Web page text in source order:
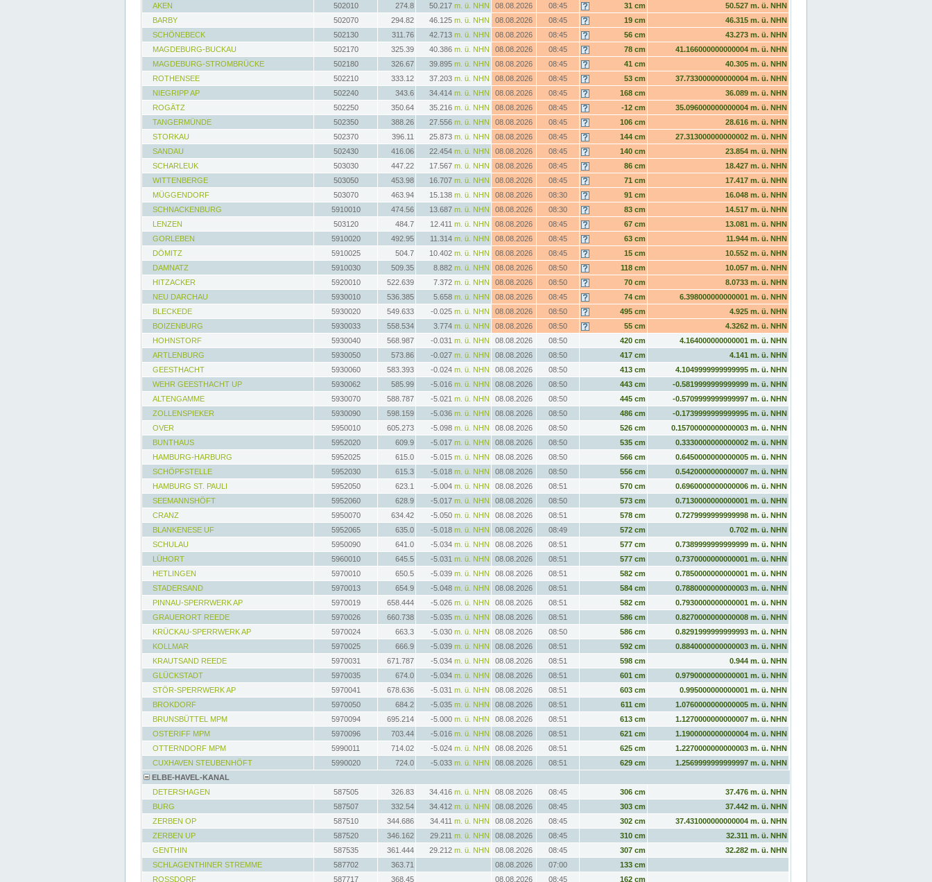
AKEN
502010 274.8 50.217 m. ü. NHN 08.08.2026 08:45 31 cm
50.527 m. ü. NHN
BARBY
502070 294.82 46.125 m. ü. NHN 08.08.2026 08:45 19 cm
46.315 m. ü. NHN
SCHÖNEBECK
502130 311.76 42.713 m. ü. NHN 08.08.2026 08:45 56 cm
43.273 m. ü. NHN
MAGDEBURG-BUCKAU
502170 325.39 40.386 m. ü. NHN 08.08.2026 08:45 78 cm
41.166000000000004 m. ü. NHN
MAGDEBURG-STROMBRÜCKE
502180 326.67 39.895 m. ü. NHN 08.08.2026 08:45 41 cm
40.305 m. ü. NHN
ROTHENSEE
502210 333.12 37.203 m. ü. NHN 08.08.2026 08:45 53 cm
37.733000000000004 m. ü. NHN
NIEGRIPP AP
502240 343.6 34.414 m. ü. NHN 08.08.2026 08:45 168 cm
36.089 m. ü. NHN
ROGÄTZ
502250 350.64 35.216 m. ü. NHN 08.08.2026 08:45 -12 cm
35.096000000000004 m. ü. NHN
TANGERMÜNDE
502350 388.26 27.556 m. ü. NHN 08.08.2026 08:45 106 cm
28.616 m. ü. NHN
STORKAU
502370 396.11 25.873 m. ü. NHN 08.08.2026 08:45 144 cm
27.313000000000002 m. ü. NHN
SANDAU
502430 416.06 22.454 m. ü. NHN 08.08.2026 08:45 140 cm
23.854 m. ü. NHN
SCHARLEUK
503030 447.22 17.567 m. ü. NHN 08.08.2026 08:45 86 cm
18.427 m. ü. NHN
WITTENBERGE
503050 453.98 16.707 m. ü. NHN 08.08.2026 08:45 71 cm
17.417 m. ü. NHN
MÜGGENDORF
503070 463.94 15.138 m. ü. NHN 08.08.2026 08:30 91 cm
16.048 m. ü. NHN
SCHNACKENBURG
5910010 474.56 13.687 m. ü. NHN 08.08.2026 08:30 83 cm
14.517 m. ü. NHN
LENZEN
503120 484.7 12.411 m. ü. NHN 08.08.2026 08:45 67 cm
13.081 m. ü. NHN
GORLEBEN
5910020 492.95 11.314 m. ü. NHN 08.08.2026 08:45 63 cm
11.944 m. ü. NHN
DÖMITZ
5910025 504.7 10.402 m. ü. NHN 08.08.2026 08:45 15 cm
10.552 m. ü. NHN
DAMNATZ
5910030 509.35 8.882 m. ü. NHN 08.08.2026 08:50 118 cm
10.057 m. ü. NHN
HITZACKER
5920010 522.639 7.372 m. ü. NHN 08.08.2026 08:50 70 cm
8.0733 m. ü. NHN
NEU DARCHAU
5930010 536.385 5.658 m. ü. NHN 08.08.2026 08:45 74 cm
6.398000000000001 m. ü. NHN
BLECKEDE
5930020 549.633 -0.025 m. ü. NHN 08.08.2026 08:50 495 cm
4.925 m. ü. NHN
BOIZENBURG
5930033 558.534 3.774 m. ü. NHN 08.08.2026 08:50 55 cm
4.3262 m. ü. NHN
HOHNSTORF
5930040 568.987 -0.031 m. ü. NHN 08.08.2026 08:50 420 cm
4.164000000000001 m. ü. NHN
ARTLENBURG
5930050 573.86 -0.027 m. ü. NHN 08.08.2026 08:50 417 cm
4.141 m. ü. NHN
GEESTHACHT
5930060 583.393 -0.024 m. ü. NHN 08.08.2026 08:50 413 cm
4.1049999999999995 m. ü. NHN
WEHR GEESTHACHT UP
5930062 585.99 -5.016 m. ü. NHN 08.08.2026 08:50 443 cm
-0.5819999999999999 m. ü. NHN
ALTENGAMME
5930070 588.787 -5.021 m. ü. NHN 08.08.2026 08:50 445 cm
-0.5709999999999997 m. ü. NHN
ZOLLENSPIEKER
5930090 598.159 -5.036 m. ü. NHN 08.08.2026 08:50 486 cm
-0.1739999999999995 m. ü. NHN
OVER
5950010 605.273 -5.098 m. ü. NHN 08.08.2026 08:50 526 cm
0.15700000000000003 m. ü. NHN
BUNTHAUS
5952020 609.9 -5.017 m. ü. NHN 08.08.2026 08:50 535 cm
0.3330000000000002 m. ü. NHN
HAMBURG-HARBURG
5952025 615.0 -5.015 m. ü. NHN 08.08.2026 08:50 566 cm
0.6450000000000005 m. ü. NHN
SCHÖPFSTELLE
5952030 615.3 -5.018 m. ü. NHN 08.08.2026 08:50 556 cm
0.5420000000000007 m. ü. NHN
HAMBURG ST. PAULI
5952050 623.1 -5.004 m. ü. NHN 08.08.2026 08:51 570 cm
0.6960000000000006 m. ü. NHN
SEEMANNSHÖFT
5952060 628.9 -5.017 m. ü. NHN 08.08.2026 08:50 573 cm
0.7130000000000001 m. ü. NHN
CRANZ
5950070 634.42 -5.050 m. ü. NHN 08.08.2026 08:51 578 cm
0.7279999999999998 m. ü. NHN
BLANKENESE UF
5952065 635.0 -5.018 m. ü. NHN 08.08.2026 08:49 572 cm
0.702 m. ü. NHN
SCHULAU
5950090 641.0 -5.034 m. ü. NHN 08.08.2026 08:51 577 cm
0.7389999999999999 m. ü. NHN
LÜHORT
5960010 645.5 -5.031 m. ü. NHN 08.08.2026 08:51 577 cm
0.7370000000000001 m. ü. NHN
HETLINGEN
5970010 650.5 -5.039 m. ü. NHN 08.08.2026 08:51 582 cm
0.7850000000000001 m. ü. NHN
STADERSAND
5970013 654.9 -5.048 m. ü. NHN 08.08.2026 08:51 584 cm
0.7880000000000003 m. ü. NHN
PINNAU-SPERRWERK AP
5970019 658.444 -5.026 m. ü. NHN 08.08.2026 08:51 582 cm
0.7930000000000001 m. ü. NHN
GRAUERORT REEDE
5970026 660.738 -5.035 m. ü. NHN 08.08.2026 08:51 586 cm
0.8270000000000008 m. ü. NHN
KRÜCKAU-SPERRWERK AP
5970024 663.3 -5.030 m. ü. NHN 08.08.2026 08:50 586 cm
0.8291999999999993 m. ü. NHN
KOLLMAR
5970025 666.9 -5.039 m. ü. NHN 08.08.2026 08:51 592 cm
0.8840000000000003 m. ü. NHN
KRAUTSAND REEDE
5970031 671.787 -5.034 m. ü. NHN 08.08.2026 08:51 598 cm
0.944 m. ü. NHN
GLÜCKSTADT
5970035 674.0 -5.034 m. ü. NHN 08.08.2026 08:51 601 cm
0.9790000000000001 m. ü. NHN
STÖR-SPERRWERK AP
5970041 678.636 -5.031 m. ü. NHN 08.08.2026 08:51 603 cm
0.995000000000001 m. ü. NHN
BROKDORF
5970050 684.2 -5.035 m. ü. NHN 08.08.2026 08:51 611 cm
1.0760000000000005 m. ü. NHN
BRUNSBÜTTEL MPM
5970094 695.214 -5.000 m. ü. NHN 08.08.2026 08:51 613 cm
1.1270000000000007 m. ü. NHN
OSTERIFF MPM
5970096 703.44 -5.016 m. ü. NHN 08.08.2026 08:51 621 cm
1.1900000000000004 m. ü. NHN
OTTERNDORF MPM
5990011 714.02 -5.024 m. ü. NHN 08.08.2026 08:51 625 cm
1.2270000000000003 m. ü. NHN
CUXHAVEN STEUBENHÖFT
5990020 724.0 -5.033 m. ü. NHN 08.08.2026 08:51 629 cm
1.2569999999999997 m. ü. NHN
ELBE-HAVEL-KANAL
DETERSHAGEN
587505 326.83 34.416 m. ü. NHN 08.08.2026 08:45 306 cm
37.476 m. ü. NHN
BURG
587507 332.54 34.412 m. ü. NHN 08.08.2026 08:45 303 cm
37.442 m. ü. NHN
ZERBEN OP
587510 344.686 34.411 m. ü. NHN 08.08.2026 08:45 302 cm
37.431000000000004 m. ü. NHN
ZERBEN UP
587520 346.162 29.211 m. ü. NHN 08.08.2026 08:45 310 cm
32.311 m. ü. NHN
GENTHIN
587535 361.444 29.212 m. ü. NHN 08.08.2026 08:45 307 cm
32.282 m. ü. NHN
SCHLAGENTHINER STREMME
587702 363.71 08.08.2026 07:00
133 cm
ROSSDORF
587717 368.45 08.08.2026 08:45 162 cm